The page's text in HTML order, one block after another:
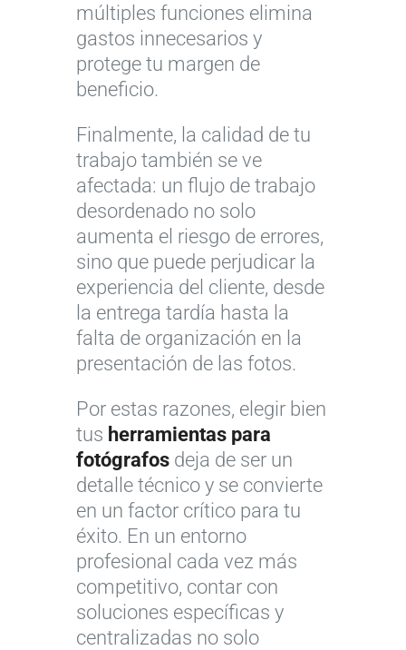
múltiples funciones elimina
gastos innecesarios y
protege tu margen de
beneficio.
Finalmente, la calidad de tu
trabajo también se ve
afectada: un flujo de trabajo
desordenado no solo
aumenta el riesgo de errores,
sino que puede perjudicar la
experiencia del cliente, desde
la entrega tardía hasta la
falta de organización en la
presentación de las fotos.
Por estas razones, elegir bien
tus herramientas para
fotógrafos deja de ser un
detalle técnico y se convierte
en un factor crítico para tu
éxito. En un entorno
profesional cada vez más
competitivo, contar con
soluciones específicas y
centralizadas no solo